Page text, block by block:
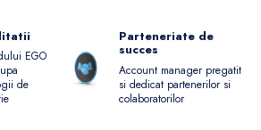
EGO
de
Parteneriate de
succes
Account manager pregatit
si dedicat partenerilor si
colaboratorilor